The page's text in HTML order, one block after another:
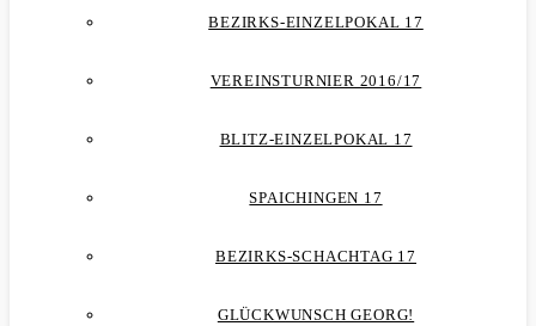
BEZIRKS-EINZELPOKAL 17
VEREINSTURNIER 2016/17
BLITZ-EINZELPOKAL 17
SPAICHINGEN 17
BEZIRKS-SCHACHTAG 17
GLÜCKWUNSCH GEORG!